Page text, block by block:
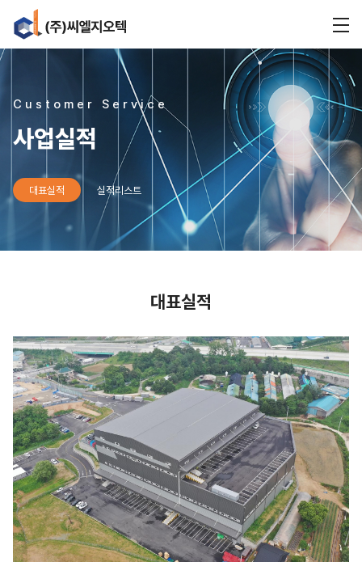
Customer Service
사업실적
대표실적 실적리스트
대표실적